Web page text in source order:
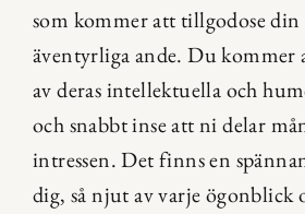
som kommer att tillgodose
äventyrliga ande. Du kommer
av deras intellektuella och
och snabbt inse att ni delar
intressen. Det finns en
dig, så njut av varje ögonblick